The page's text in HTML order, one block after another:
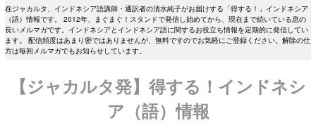
在ジャカルタ、インドネシア語講師・通訳者の清水純子がお届けする「得する！」インドネシア
（語）情報です。 2012年、まぐまぐ！スタンドで発信し始めてから、現在まで続いている息の
長いメルマガです。インドネシアとインドネシア語に関するお役立ち情報を定期的に発信してい
ます。 配信頻度はあまり密ではありませんが、無料ですのでお気軽にご登録ください。解除の仕
方は毎回メルマガでもお知らせしています。
【ジャカルタ発】得する！インドネシ
ア（語）情報